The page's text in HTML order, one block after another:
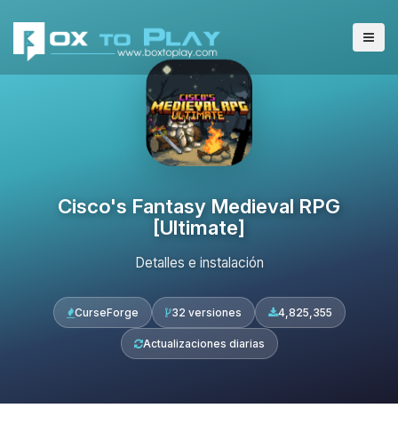
Cisco's Fantasy Medieval RPG
[Ultimate]
Detalles e instalación
CurseForge 32 versiones 4,825,355
Actualizaciones diarias